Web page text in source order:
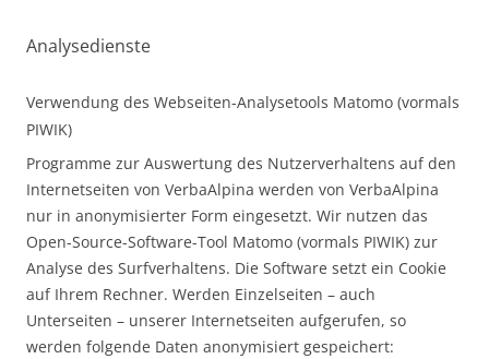
Analysedienste
Verwendung des Webseiten-Analysetools Matomo (vormals
PIWIK)
Programme zur Auswertung des Nutzerverhaltens auf den
Internetseiten von VerbaAlpina werden von VerbaAlpina
nur in anonymisierter Form eingesetzt. Wir nutzen das
Open-Source-Software-Tool Matomo (vormals PIWIK) zur
Analyse des Surfverhaltens. Die Software setzt ein Cookie
auf Ihrem Rechner. Werden Einzelseiten – auch
Unterseiten – unserer Internetseiten aufgerufen, so
werden folgende Daten anonymisiert gespeichert: